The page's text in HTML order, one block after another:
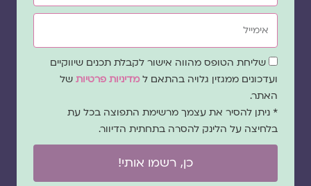
אימייל
שדהשליחת הטופס מהווה אישור לקבלת תכנים שיווקיים
ועדכונים ממגזין גלויה בהתאם למדיניות פרטיות של
האתר.
* ניתן להסיר את עצמך מרשימת התפוצה בכל עת
בלחיצה על הלינק להסרה בתחתית הדיוור.
כן, רשמו אותי!